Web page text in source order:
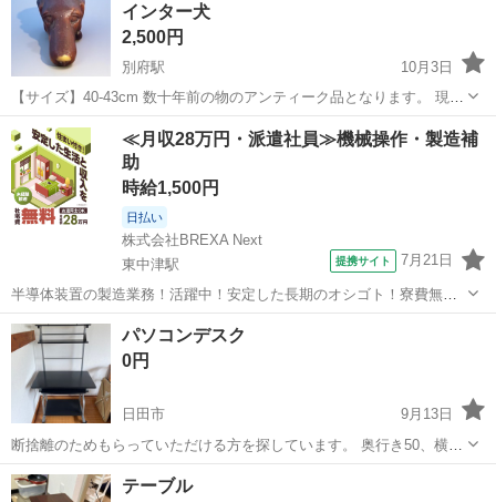
インター犬
2,500円
別府駅
10月3日
【サイズ】40-43cm 数十年前の物のアンティーク品となります。 現在
では販売されてない物なので希少品でもあります。 目立った傷等はあ
りませんがアンティーク品なのでご理解の頂ける方でお願いします。
大分 別府市 別府駅 オフィス用家具 ポインター
≪月収28万円・派遣社員≫機械操作・製造補
助
時給1,500円
日払い
株式会社BREXA Next
東中津駅
提携サイト 7月21日
半導体装置の製造業務！活躍中！安定した長期のオシゴト！寮費無料
★赴任旅費会社負担◎20代～40代の男性活躍中★未経験活躍中！高時
給1,500円！《大分県中津市》 人気の工場のお仕事 ◇半導体装置内部
のシート製造◇ ＊クリー...
大分 中津市 その他
パソコンデスク
0円
日田市
9月13日
断捨離のためもらっていただける方を探しています。 奥行き50、横
80、高さ1番上の銀のところまで150、一番上の台まで142、テーブル
まで74 キーボードを置く台が壊れています。 外すか修理すれば使えま
大分 日田市 オフィス用家具
テーブル